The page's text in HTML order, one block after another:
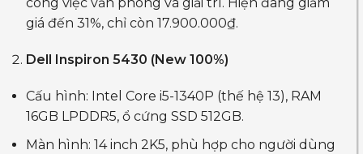
giá đến 31%, chỉ còn 17.900.000₫.
Dell Inspiron 5430 (New 100%)
Cấu hình: Intel Core i5-1340P (thế hệ 13), RAM
16GB LPDDR5, ổ cứng SSD 512GB.
Màn hình: 14 inch 2K5, phù hợp cho người dùng